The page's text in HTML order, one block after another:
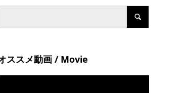
ススメ動画 / Movie